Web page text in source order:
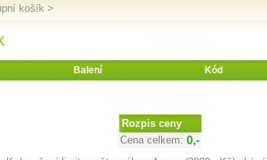
košík >
Balení Kód
Rozpis ceny
Cena celkem: 0,-